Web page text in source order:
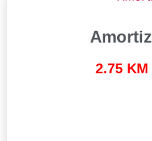
2.75 KM